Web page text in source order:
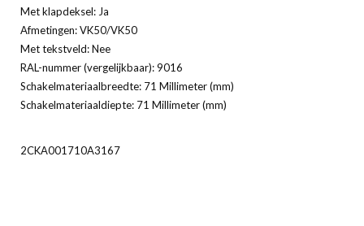
Met klapdeksel: Ja
Afmetingen: VK50/VK50
Met tekstveld: Nee
RAL-nummer (vergelijkbaar): 9016
Schakelmateriaalbreedte: 71 Millimeter (mm)
Schakelmateriaaldiepte: 71 Millimeter (mm)
2CKA001710A3167